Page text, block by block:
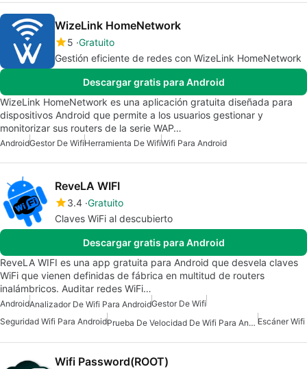
WizeLink HomeNetwork
5 Gratuito
Gestión eficiente de redes con WizeLink HomeNetwork
Descargar gratis para Android
WizeLink HomeNetwork es una aplicación gratuita diseñada para
dispositivos Android que permite a los usuarios gestionar y
monitorizar sus routers de la serie WAP…
AndroidGestor De WifiHerramienta De WifiWifi Para Android
ReveLA WIFI
3.4 Gratuito
Claves WiFi al descubierto
Descargar gratis para Android
ReveLA WIFI es una app gratuita para Android que desvela claves
WiFi que vienen definidas de fábrica en multitud de routers
inalámbricos. Auditar redes WiFi…
AndroidAnalizador De Wifi Para AndroidGestor De Wifi
Seguridad Wifi Para Android
Prueba De Velocidad De Wifi Para Android Escáner Wifi
Wifi Password(ROOT)